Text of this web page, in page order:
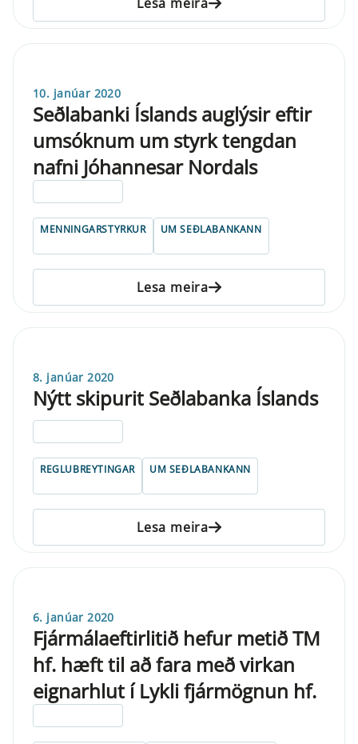
10. janúar 2020
Seðlabanki Íslands auglýsir eftir
umsóknum um styrk tengdan
nafni Jóhannesar Nordals
MENNINGARSTYRKUR UM SEÐLABANKANN
Lesa meira
8. janúar 2020
Nýtt skipurit Seðlabanka Íslands
REGLUBREYTINGAR UM SEÐLABANKANN
Lesa meira
6. janúar 2020
Fjármálaeftirlitið hefur metið TM
hf. hæft til að fara með virkan
eignarhlut í Lykli fjármögnun hf.